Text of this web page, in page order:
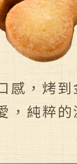
感，烤
，純粹的